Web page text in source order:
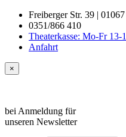
Freiberger Str. 39 |
0351/866 410
Theaterkasse: Mo-Fr 13-
Anfahrt
×
bei Anmeldung für
unseren Newsletter